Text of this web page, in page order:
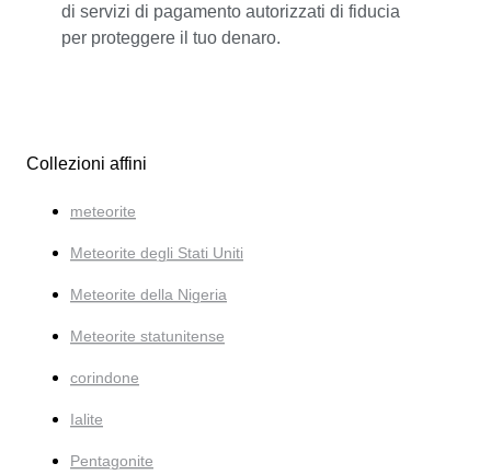
di servizi di pagamento autorizzati di fiducia
per proteggere il tuo denaro.
Collezioni affini
meteorite
Meteorite degli Stati Uniti
Meteorite della Nigeria
Meteorite statunitense
corindone
Ialite
Pentagonite